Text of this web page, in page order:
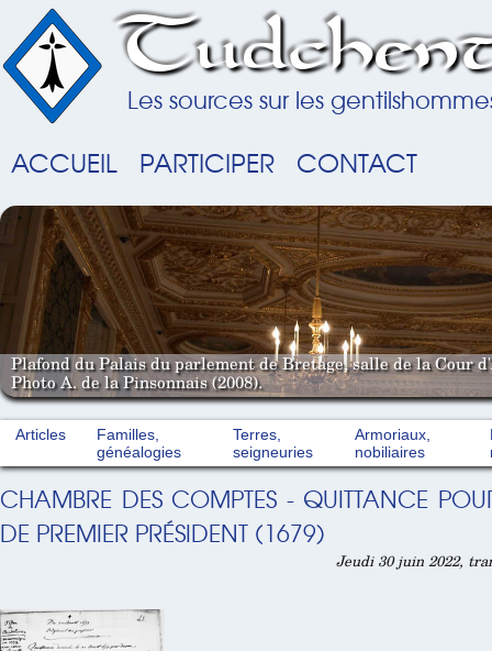
Les sources sur les
ACCUEIL PARTICIPER CONTACT
Plafond du Palais du parlement de Bretage, salle de la Cour
Photo A. de la Pinsonnais (2008).
Articles
Familles,
généalogies
Terres,
seigneuries
Armoriaux,
nobiliaires
CHAMBRE DES COMPTES - QUITTANCE
DE PREMIER PRÉSIDENT (1679)
Jeudi 30 juin 2022,